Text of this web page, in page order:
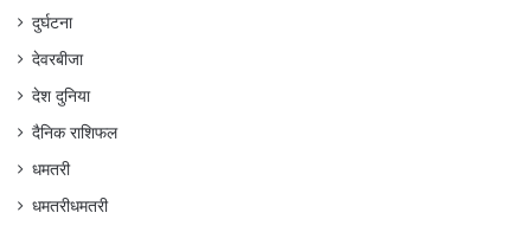
दुर्घटना
देवरबीजा
देश दुनिया
दैनिक राशिफल
धमतरी
धमतरीधमतरी